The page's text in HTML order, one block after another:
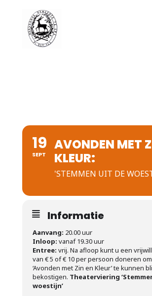
19
SEPT
AVONDEN MET
KLEUR:
'STEMMEN UIT DE
Informatie
Aanvang: 20.00 uur
Inloop: vanaf 19.30 uur
Entree: vrij. Na afloop kunt u een
van € 5 of € 10 per persoon doneren
‘Avonden met Zin en Kleur’ te kunnen
bekostigen. Theaterviering
woestijn’